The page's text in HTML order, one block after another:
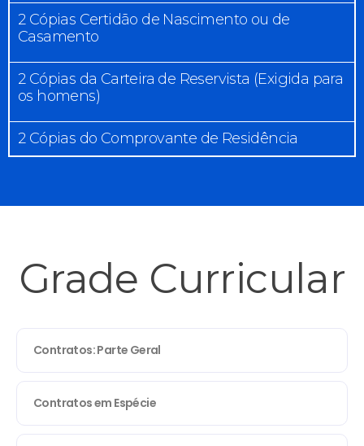
2 Cópias Certidão de Nascimento ou de
Casamento
2 Cópias da Carteira de Reservista (Exigida para
os homens)
2 Cópias do Comprovante de Residência
Grade Curricular
Contratos: Parte Geral
Contratos em Espécie